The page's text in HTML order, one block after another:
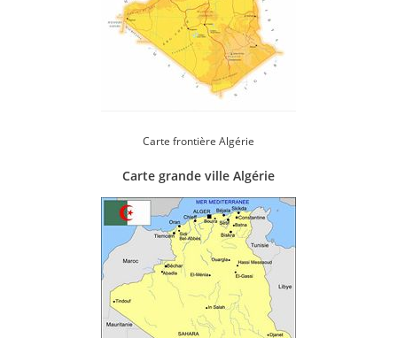
Carte frontière Algérie
Carte grande ville Algérie